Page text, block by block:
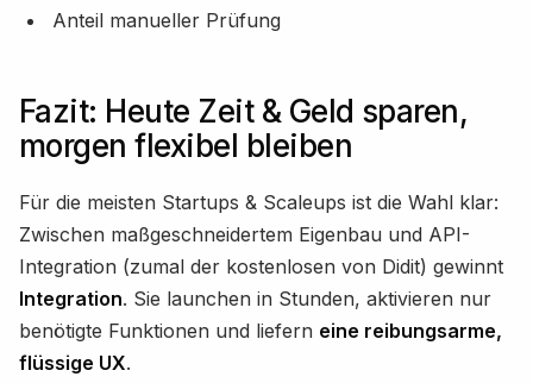
Anteil manueller Prüfung
Fazit: Heute Zeit & Geld sparen,
morgen flexibel bleiben
Für die meisten Startups & Scaleups ist die Wahl klar:
Zwischen maßgeschneidertem Eigenbau und API-
Integration (zumal der kostenlosen von Didit) gewinnt
Integration. Sie launchen in Stunden, aktivieren nur
benötigte Funktionen und liefern eine reibungsarme,
flüssige UX.